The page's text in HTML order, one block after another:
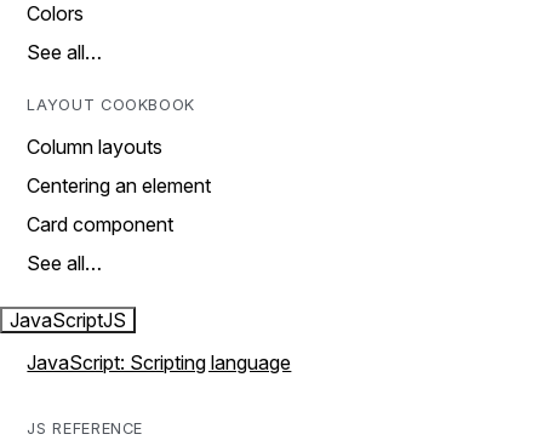
Colors
See all…
LAYOUT COOKBOOK
Column layouts
Centering an element
Card component
See all…
JavaScriptJS
JavaScript: Scripting language
JS REFERENCE